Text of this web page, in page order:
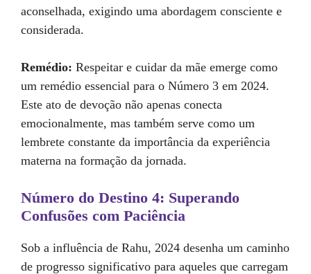
aconselhada, exigindo uma abordagem consciente e
considerada.
Remédio: Respeitar e cuidar da mãe emerge como
um remédio essencial para o Número 3 em 2024.
Este ato de devoção não apenas conecta
emocionalmente, mas também serve como um
lembrete constante da importância da experiência
materna na formação da jornada.
Número do Destino 4: Superando
Confusões com Paciência
Sob a influência de Rahu, 2024 desenha um caminho
de progresso significativo para aqueles que carregam